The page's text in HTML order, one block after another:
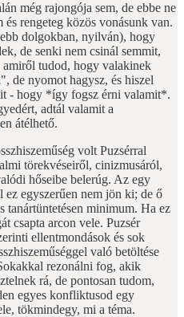
még rajongója sem, de ebbe ne
rengeteg közös vonásunk van.
dolgokban, nyilván), hogy
de senki nem csinál semmit,
tudod, hogy valakinek
de nyomot hagysz, és hiszel
- hogy *így fogsz érni valamit*.
adtál valamit a
átélhető.
volt Puzsérral
törekvéseiről, cinizmusáról,
hőseibe belerúg. Az egy
egyszerűen nem jön ki; de ő
tanártüntetésen minimum. Ha ez
csapta arcon vele. Puzsér
ellentmondások és sok
való betöltése
rezonálni fog, akik
rá, de pontosan tudom,
egyes konfliktusod egy
tökmindegy, mi a téma.